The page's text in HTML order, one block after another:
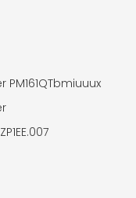
PM161QTbmiuuux